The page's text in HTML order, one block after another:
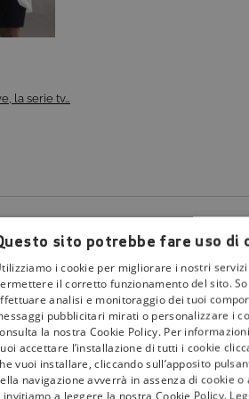
la serie tv…
tivùla guida
I programmi
sito potrebbe fare uso di
i cookie per migliorare i nostri
il corretto funzionamento del sito.
analisi e monitoraggio dei tuoi
pubblicitari mirati o personalizzare i
la nostra Cookie Policy. Per
accettare l’installazione di tutti i cookie
vuoi installare, cliccando sull’apposito
navigazione avverrà in assenza di cookie
invitiamo a leggere la nostra Cookie Policy.